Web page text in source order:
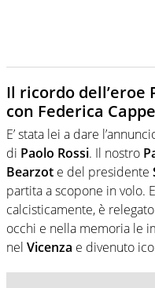
Il ricordo dell’eroe
con Federica
E’ stata lei a dare
di Paolo Rossi. Il nostro
Bearzot e del presidente
partita a scopone in volo.
calcisticamente, è
occhi e nella memoria le
nel Vicenza e divenuto